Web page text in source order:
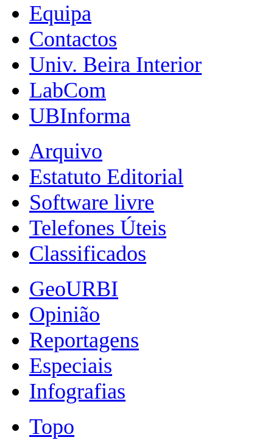
Equipa
Contactos
Univ. Beira Interior
LabCom
UBInforma
Arquivo
Estatuto Editorial
Software livre
Telefones Úteis
Classificados
GeoURBI
Opinião
Reportagens
Especiais
Infografias
Topo